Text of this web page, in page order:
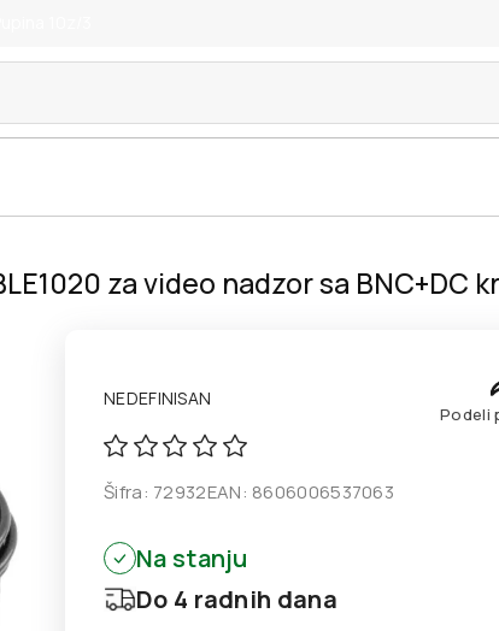
za video nadzor sa BNC+DC
NEDEFINISAN
Podeli
Šifra: 72932EAN: 8606006537063
Na stanju
Do 4 radnih dana